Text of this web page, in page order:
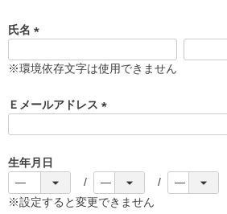
氏名
必
)
※環境依存文字は使用できません
Ｅメールアドレス
)
生年月日
※設定すると変更できません